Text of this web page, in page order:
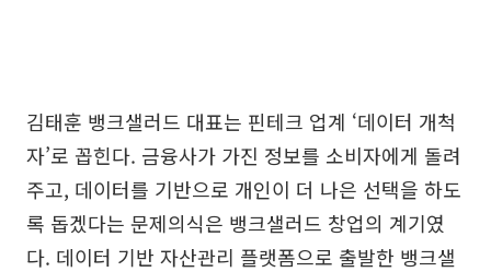
김태훈 뱅크샐러드 대표는 핀테크 업계 ‘데이터 개척
자’로 꼽힌다. 금융사가 가진 정보를 소비자에게 돌려
주고, 데이터를 기반으로 개인이 더 나은 선택을 하도
록 돕겠다는 문제의식은 뱅크샐러드 창업의 계기였
다. 데이터 기반 자산관리 플랫폼으로 출발한 뱅크샐